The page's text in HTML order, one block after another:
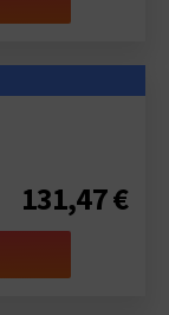
131,47 €